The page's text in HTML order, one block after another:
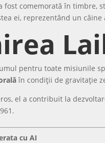
fost comemorată în timbre,
ei, reprezentând un câine
pentru toate misiunile
în condiții de gravitație
el a contribuit la
cu AI